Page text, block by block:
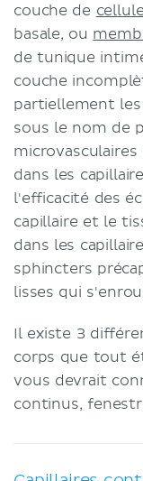
couche de
basale, ou
de tunique
couche
partiellement
sous le nom de
dans les
l'efficacité des
capillaire et le
dans les
sphincters
lisses qui
Il existe 3
corps que tout
vous devrait
continus,